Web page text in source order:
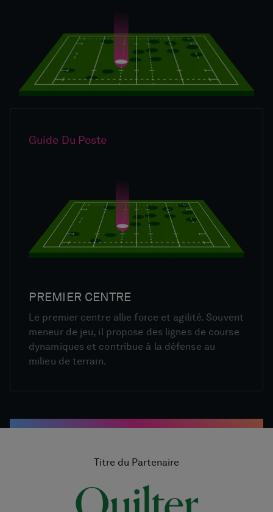
Guide Du Poste
PREMIER CENTRE
Le premier centre allie force et agilité. Souvent
meneur de jeu, il propose des lignes de course
dynamiques et contribue à la défense au
milieu de terrain.
Titre du Partenaire